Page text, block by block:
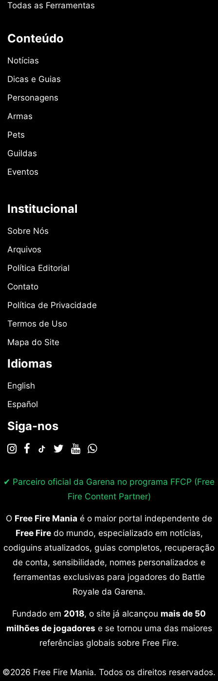
Todas as Ferramentas
Conteúdo
Notícias
Dicas e Guias
Personagens
Armas
Pets
Guildas
Eventos
Institucional
Sobre Nós
Arquivos
Política Editorial
Contato
Política de Privacidade
Termos de Uso
Mapa do Site
Idiomas
English
Español
Siga-nos
✔ Parceiro oficial da Garena no programa FFCP (Free
Fire Content Partner)
O Free Fire Mania é o maior portal independente de
Free Firedo mundo, especializado em notícias,
codiguins atualizados, guias completos, recuperação
de conta, sensibilidade, nomes personalizados e
ferramentas exclusivas para jogadores do Battle
Royale da Garena.
Fundado em 2018, o site já alcançou mais de 50
milhões de jogadores e se tornou uma das maiores
referências globais sobre Free Fire.
©2026 Free Fire Mania. Todos os direitos reservados.